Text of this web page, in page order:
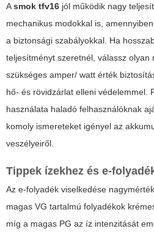
Asmok tfv16 jól működik nagy
mechanikus modokkal is,
a biztonsági szabályokkal. Ha
teljesítményt szeretnél, válassz olyan
szükséges amper/ watt érték
hő- és rövidzárlat elleni védelemmel.
használata haladó felhasználóknak
komoly ismereteket igényel az
veszélyeiről.
Tippek ízekhez és e-
Az e-folyadék viselkedése
magas VG tartalmú folyadékok
míg a magas PG az íz intenzitását